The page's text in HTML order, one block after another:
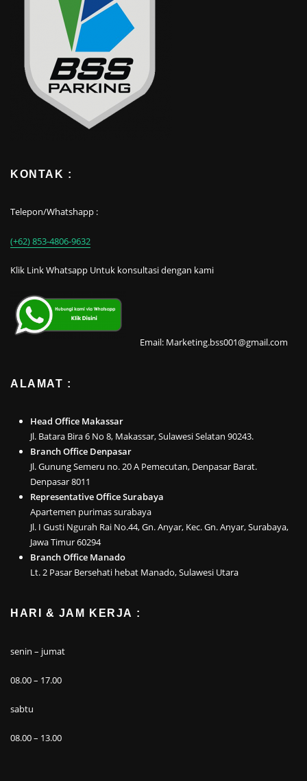
KONTAK :
Telepon/Whatshapp :
(+62) 853-4806-9632
Klik Link Whatsapp Untuk konsultasi dengan kami
Email: Marketing.bss001@gmail.com
ALAMAT :
Head Office Makassar
Jl. Batara Bira 6 No 8, Makassar, Sulawesi Selatan 90243.
Branch Office Denpasar
Jl. Gunung Semeru no. 20 A Pemecutan, Denpasar Barat.
Denpasar 8011
Representative Office Surabaya
Apartemen purimas surabaya
Jl. I Gusti Ngurah Rai No.44, Gn. Anyar, Kec. Gn. Anyar, Surabaya,
Jawa Timur 60294
Branch Office Manado
Lt. 2 Pasar Bersehati hebat Manado, Sulawesi Utara
HARI & JAM KERJA :
senin – jumat
08.00 – 17.00
sabtu
08.00 – 13.00